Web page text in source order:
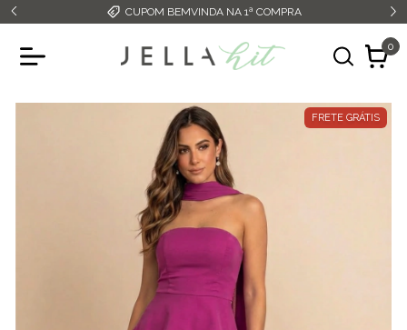
CUPOM BEMVINDA NA 1ª COMPRA
0
FRETE GRÁTIS